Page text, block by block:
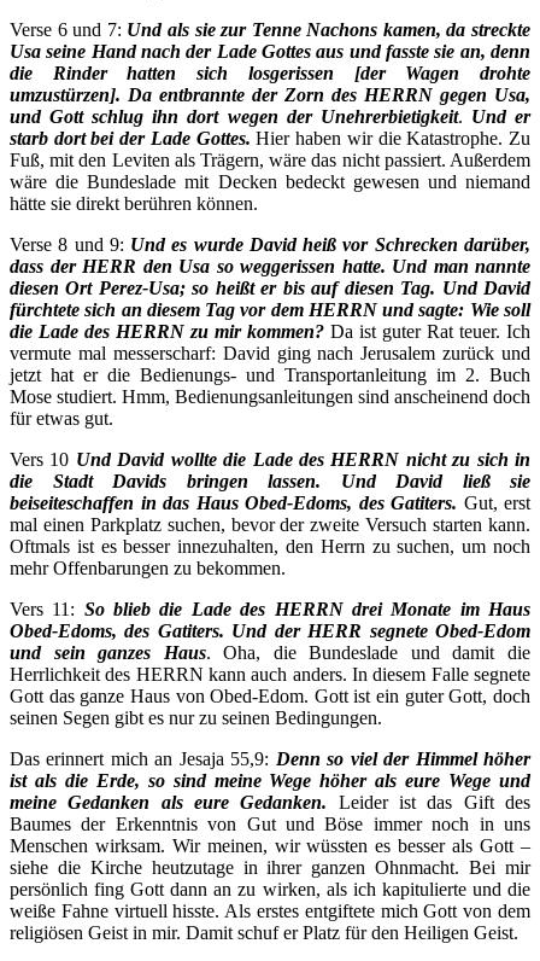
Verse 6 und 7: Und als sie zur Tenne Nachons kamen, da streckte
Usa seine Hand nach der Lade Gottes aus und fasste sie an, denn
die Rinder hatten sich losgerissen [der Wagen drohte
umzustürzen]. Da entbrannte der Zorn des HERRN gegen Usa,
und Gott schlug ihn dort wegen der Unehrerbietigkeit. Und er
starb dort bei der Lade Gottes.Hier haben wir die Katastrophe. Zu
Fuß, mit den Leviten als Trägern, wäre das nicht passiert. Außerdem
wäre die Bundeslade mit Decken bedeckt gewesen und niemand
hätte sie direkt berühren können.
Verse 8 und 9: Und es wurde David heiß vor Schrecken darüber,
dass der HERR den Usa so weggerissen hatte. Und man nannte
diesen Ort Perez-Usa; so heißt er bis auf diesen Tag. Und David
fürchtete sich an diesem Tag vor dem HERRN und sagte: Wie soll
die Lade des HERRN zu mir kommen? Da ist guter Rat teuer. Ich
vermute mal messerscharf: David ging nach Jerusalem zurück und
jetzt hat er die Bedienungs- und Transportanleitung im 2. Buch
Mose studiert. Hmm, Bedienungsanleitungen sind anscheinend doch
für etwas gut.
Vers 10 Und David wollte die Lade des HERRN nicht zu sich in
die Stadt Davids bringen lassen. Und David ließ sie
beiseiteschaffen in das Haus Obed-Edoms, des Gatiters. Gut, erst
mal einen Parkplatz suchen, bevor der zweite Versuch starten kann.
Oftmals ist es besser innezuhalten, den Herrn zu suchen, um noch
mehr Offenbarungen zu bekommen.
Vers 11: So blieb die Lade des HERRN drei Monate im Haus
Obed-Edoms, des Gatiters. Und der HERR segnete Obed-Edom
und sein ganzes Haus. Oha, die Bundeslade und damit die
Herrlichkeit des HERRN kann auch anders. In diesem Falle segnete
Gott das ganze Haus von Obed-Edom. Gott ist ein guter Gott, doch
seinen Segen gibt es nur zu seinen Bedingungen.
Das erinnert mich an Jesaja 55,9: Denn so viel der Himmel höher
ist als die Erde, so sind meine Wege höher als eure Wege und
meine Gedanken als eure Gedanken. Leider ist das Gift des
Baumes der Erkenntnis von Gut und Böse immer noch in uns
Menschen wirksam. Wir meinen, wir wüssten es besser als Gott –
siehe die Kirche heutzutage in ihrer ganzen Ohnmacht. Bei mir
persönlich fing Gott dann an zu wirken, als ich kapitulierte und die
weiße Fahne virtuell hisste. Als erstes entgiftete mich Gott von dem
religiösen Geist in mir. Damit schuf er Platz für den Heiligen Geist.